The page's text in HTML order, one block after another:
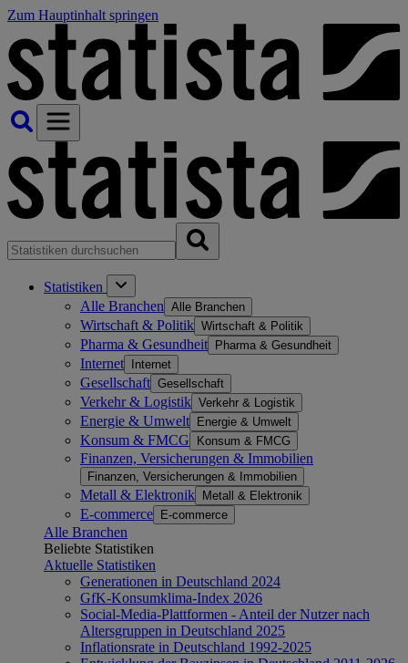
Zum Hauptinhalt springen
Statistiken
Alle Branchen Alle Branchen
Wirtschaft & Politik Wirtschaft & Politik
Pharma & Gesundheit Pharma & Gesundheit
Internet Internet
Gesellschaft Gesellschaft
Verkehr & Logistik Verkehr & Logistik
Energie & Umwelt Energie & Umwelt
Konsum & FMCG Konsum & FMCG
Finanzen, Versicherungen & Immobilien
Finanzen, Versicherungen & Immobilien
Metall & Elektronik Metall & Elektronik
E-commerce E-commerce
Alle Branchen
Beliebte Statistiken
Aktuelle Statistiken
Generationen in Deutschland 2024
GfK-Konsumklima-Index 2026
Social-Media-Plattformen - Anteil der Nutzer nach
Altersgruppen in Deutschland 2025
Inflationsrate in Deutschland 1992-2025